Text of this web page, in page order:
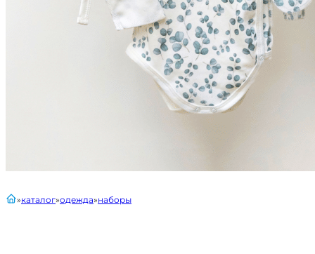
главнаякаталог одежда наборы